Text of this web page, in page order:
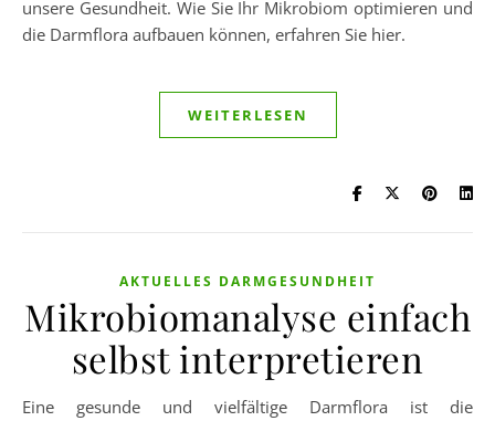
unsere Gesundheit. Wie Sie Ihr Mikrobiom optimieren und
die Darmflora aufbauen können, erfahren Sie hier.
WEITERLESEN
AKTUELLES DARMGESUNDHEIT
Mikrobiomanalyse einfach
selbst interpretieren
Eine gesunde und vielfältige Darmflora ist die